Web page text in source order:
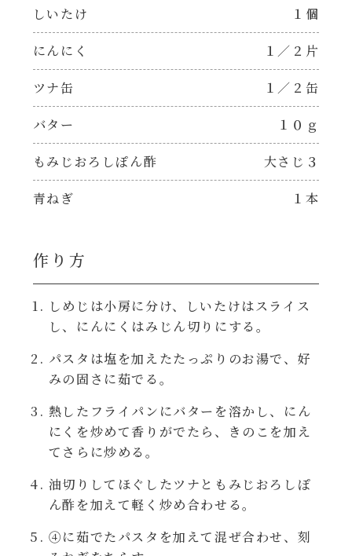
グラタン/ドリア
シャンタン粉末（シャンタンチーズニングを
含む）
パウチのまんまシリーズ
だしまろ麺
おもてなし
BBQ/キャンプ
炊飯器
ホットプレート
レンジ調理
お子さま
節分
すき焼のたれ
焼肉のたれ 初代
やみつききゃべつの塩たれ
だしまろ酢
ハコネーゼ 完熟トマト
ハコネーゼ 海老クリーム
ハコネーゼ ボロネーゼ
ハコネーゼ ポルチーニ
しいたけ １個
にんにく １／２片
ツナ缶 １／２缶
バター １０ｇ
もみじおろしぽん酢 大さじ３
青ねぎ １本
作り方
しめじは小房に分け、しいたけはスライス
し、にんにくはみじん切りにする。
パスタは塩を加えたたっぷりのお湯で、好
みの固さに茹でる。
熱したフライパンにバターを溶かし、にん
にくを炒めて香りがでたら、きのこを加え
てさらに炒める。
油切りしてほぐしたツナともみじおろしぽ
ん酢を加えて軽く炒め合わせる。
④に茹でたパスタを加えて混ぜ合わせ、刻